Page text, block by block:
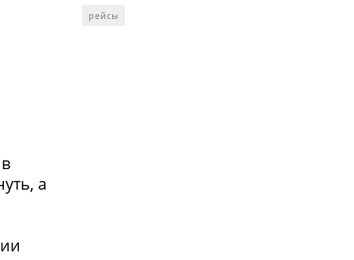
а
рейсы